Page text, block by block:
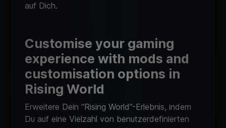
auf Dich.
Customise your gaming
experience with mods and
customisation options in
Rising World
Erweitere Dein “Rising World”-Erlebnis, indem
Du auf eine Vielzahl von benutzerdefinierten